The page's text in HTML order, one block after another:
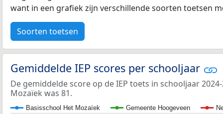
want in een grafiek zijn verschillende soorten toetsen
Soorten toetsen
Gemiddelde IEP scores per schooljaar
De gemiddelde score op de IEP toets in schooljaar
Mozaïek was 81.
Basisschool Het Mozaïek Gemeente Hoogeveen